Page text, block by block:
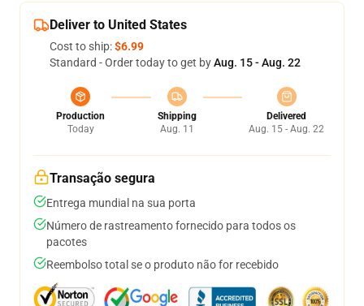
Deliver to United States
Cost to ship:$6.99
Standard - Order today to get byAug. 15 - Aug. 22
Production
Today
Shipping
Aug. 11
Delivered
Aug. 15 - Aug. 22
Transação segura
Entrega mundial na sua porta
Número de rastreamento fornecido para todos os
pacotes
Reembolso total se o produto não for recebido